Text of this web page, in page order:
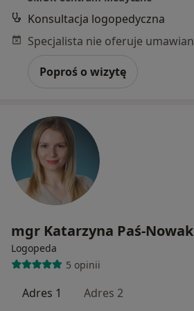
Konsultacja logopedyczna
Poproś o wizytę
mgr Katarzyna Paś-Nowak
Logopeda
5 opinii
Adres 1 Adres 2